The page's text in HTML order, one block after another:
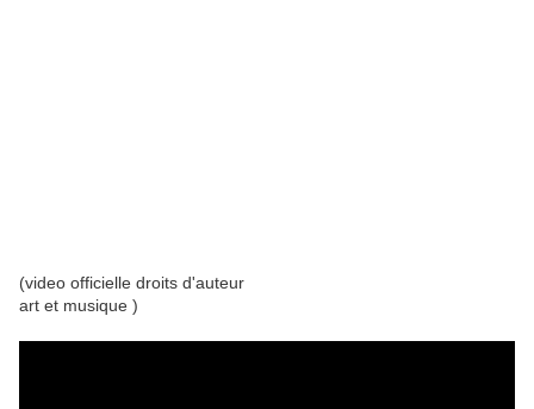
(video officielle droits d'auteur
art et musique )